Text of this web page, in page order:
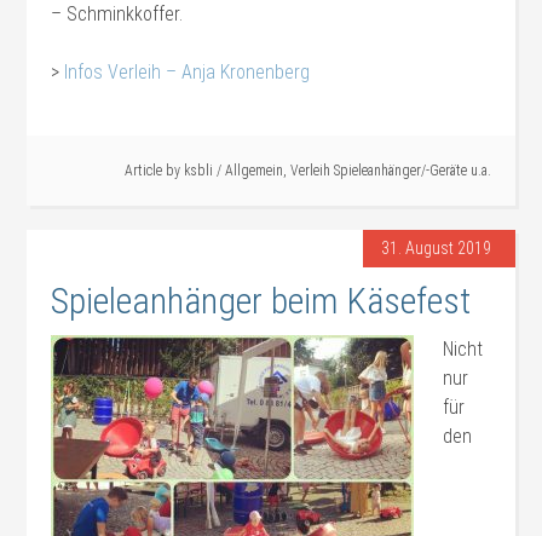
– Schminkkoffer.
> Infos Verleih – Anja Kronenberg
Article by ksbli / Allgemein, Verleih Spieleanhänger/-Geräte u.a.
31. August 2019
Spieleanhänger beim Käsefest
Nicht
nur
für
den